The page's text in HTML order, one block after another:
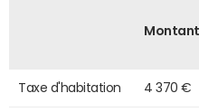
Montant
Taxe d'habitation 4 370 €